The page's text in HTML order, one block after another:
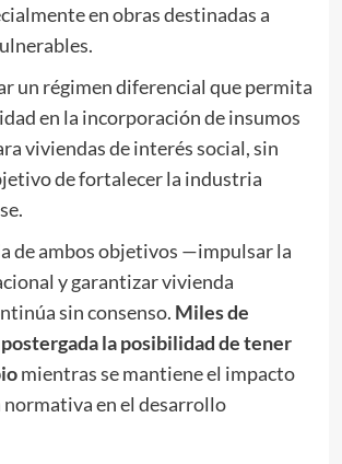
en obras destinadas a
un régimen diferencial que permita
en la incorporación de insumos
viviendas de interés social, sin
de fortalecer la industria
de ambos objetivos —impulsar la
y garantizar vivienda
sin consenso. Miles de
la posibilidad de tener
mientras se mantiene el impacto
normativa en el desarrollo